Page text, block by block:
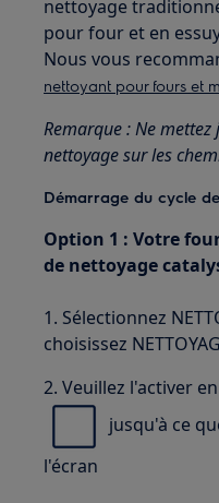
nettoyage
pour four et en
Nous vous
nettoyant pour fours et
Remarque : Ne
nettoyage sur les
Démarrage du cycle
Option 1 : Votre
de nettoyage
1. Sélectionnez
choisissez
2. Veuillez l'activer
jusqu'à ce
l'écran